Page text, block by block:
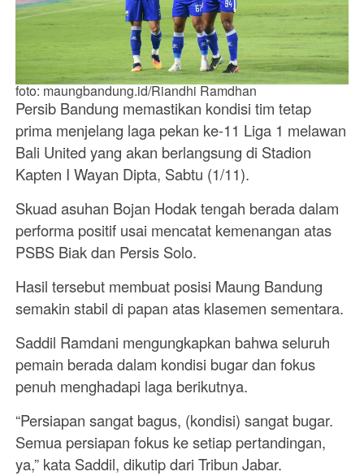
foto: maungbandung.id/Riandhi Ramdhan
Persib Bandung memastikan kondisi tim tetap
prima menjelang laga pekan ke-11 Liga 1 melawan
Bali United yang akan berlangsung di Stadion
Kapten I Wayan Dipta, Sabtu (1/11).
Skuad asuhan Bojan Hodak tengah berada dalam
performa positif usai mencatat kemenangan atas
PSBS Biak dan Persis Solo.
Hasil tersebut membuat posisi Maung Bandung
semakin stabil di papan atas klasemen sementara.
Saddil Ramdani mengungkapkan bahwa seluruh
pemain berada dalam kondisi bugar dan fokus
penuh menghadapi laga berikutnya.
“Persiapan sangat bagus, (kondisi) sangat bugar.
Semua persiapan fokus ke setiap pertandingan,
ya,” kata Saddil, dikutip dari Tribun Jabar.